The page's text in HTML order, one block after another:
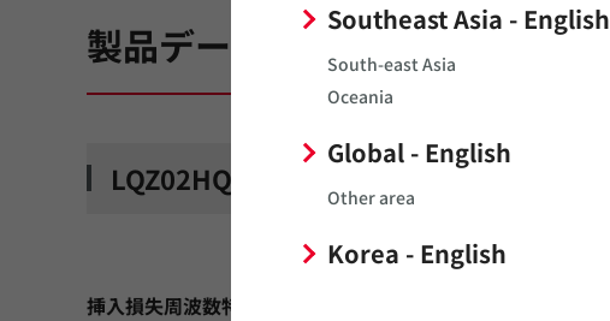
Southeast Asia - English
South-east Asia
Oceania
Global - English
Other area
Korea - English
製品データ
LQZ02HQ シリーズ
挿入損失周波数特性